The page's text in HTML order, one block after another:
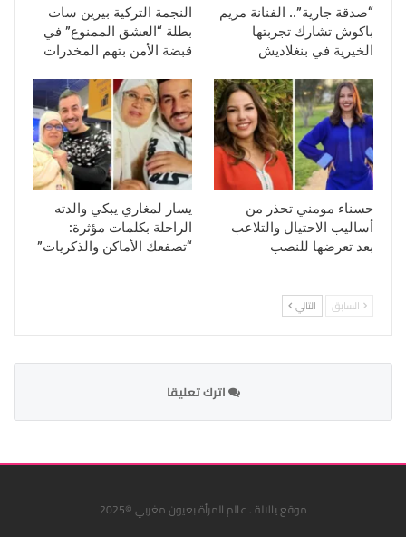
“صدقة جارية”.. الفنانة مريم
باكوش تشارك تجربتها
الخيرية في بنغلاديش
النجمة التركية بيرين سات
بطلة “العشق الممنوع” في
قبضة الأمن بتهم المخدرات
حسناء مومني تحذر من
أساليب الاحتيال والتلاعب
بعد تعرضها للنصب
يسار لمغاري يبكي والدته
الراحلة بكلمات مؤثرة:
“تصفعك الأماكن والذكريات”
السابق التالي
اترك تعليقا
موقع يالالة . عالم المرأة بعيون مغربي ©2025